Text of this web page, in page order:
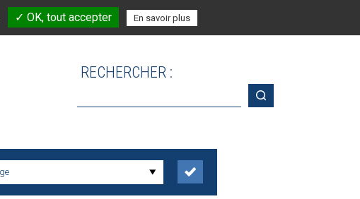
RECHERCHER :
✓ OK, tout accepter En savoir plus